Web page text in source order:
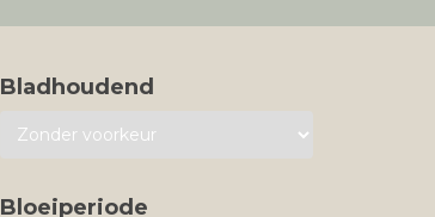
Bladhoudend
Bloeiperiode